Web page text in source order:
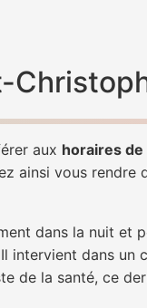
aux horaires
ainsi vous rendre
dans la nuit et
intervient dans un
de la santé, ce